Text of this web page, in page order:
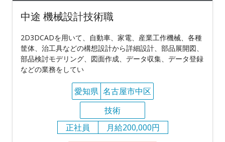
中途 機械設計技術職
2D3DCADを用いて、自動車、家電、産業工作機械、各種
筐体、治工具などの構想設計から詳細設計、部品展開図、
部品検討モデリング、図面作成、データ収集、データ登録
などの業務をしてい
愛知県 名古屋市中区
技術
正社員
月給200,000円